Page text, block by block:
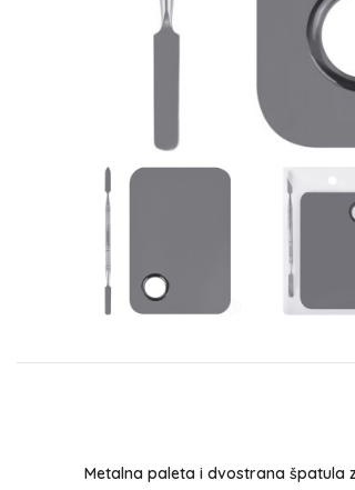
Metalna paleta i dvostrana špatula